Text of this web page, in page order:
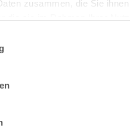
zusammen, die Sie